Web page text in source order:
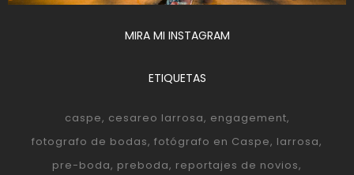
MIRA MI INSTAGRAM
ETIQUETAS
caspe cesareo larrosa engagement
fotografo de bodas fotógrafo en Caspe larrosa
pre-boda preboda reportajes de novios